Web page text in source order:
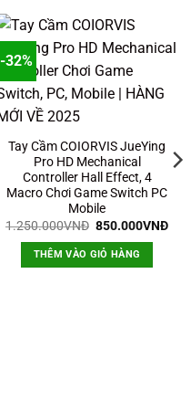
-32%
Tay Cầm COIORVIS JueYing
Pro HD Mechanical
Controller Hall Effect, 4
Macro Chơi Game Switch PC
Mobile
1.250.000VNĐ Giá
là:
1.250.000VNĐ.
850.000VNĐGiá
THÊM VÀO GIỎ HÀNG